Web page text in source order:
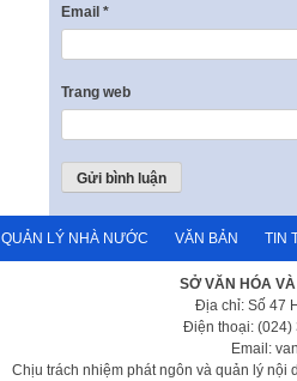
Email *
Trang web
QUẢN LÝ NHÀ NƯỚC VĂN BẢN TIN
SỞ VĂN HÓA
Địa chỉ: Số 47
Điện thoại: (024)
Email:
Chịu trách nhiệm phát ngôn và quản lý nội